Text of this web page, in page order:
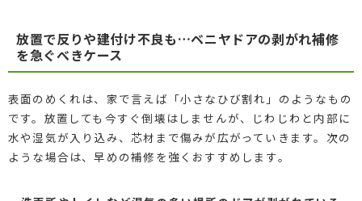
放置で反りや建付け不良も…ベニヤドアの剥がれ補修
を急ぐべきケース
表面のめくれは、家で言えば「小さなひび割れ」のようなもの
です。放置しても今すぐ倒壊はしませんが、じわじわと内部に
水や湿気が入り込み、芯材まで傷みが広がっていきます。次の
ような場合は、早めの補修を強くおすすめします。